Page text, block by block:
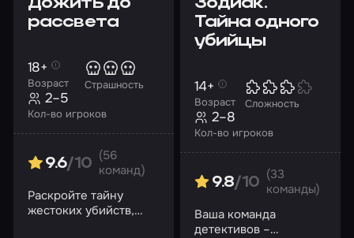
рассвета
Возраст
18+
Страшность
Кол-во игроков
2–5
9.6/10
(56
команд)
Раскройте тайну
жестоких убийств,
Тайна одного
убийцы
Возраст
14+
Сложность
Кол-во игроков
2–8
9.8/10
(33
команды)
Ваша команда
детективов –